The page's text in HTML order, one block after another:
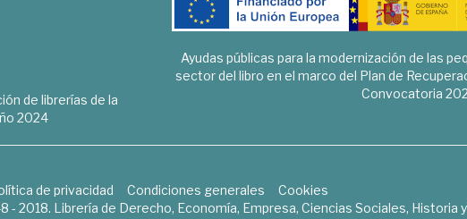
de librerías de la
2024
Ayudas públicas para la modernización de las
sector del libro en el marco del Plan de
Convocatoria
de privacidad Condiciones generales
Cookies
- 2018. Librería de Derecho, Economía, Empresa, Ciencias Sociales, Historia